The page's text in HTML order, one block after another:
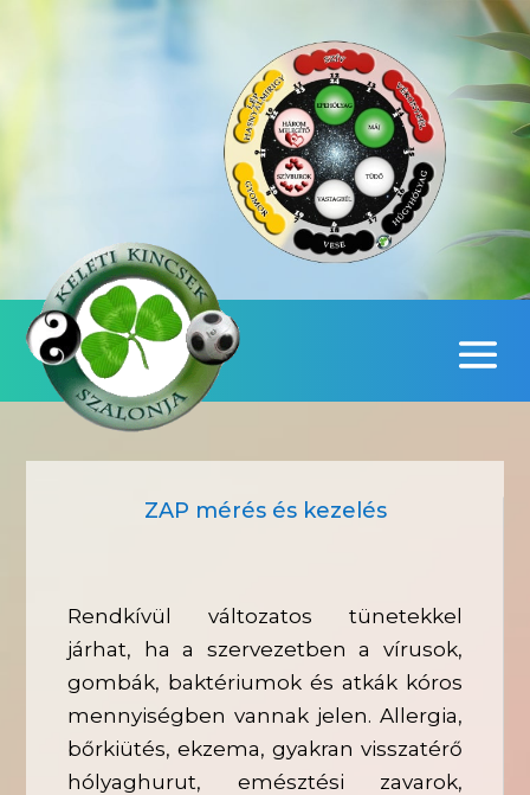
ZAP mérés és kezelés
Rendkívül változatos tünetekkel
járhat, ha a szervezetben a vírusok,
gombák, baktériumok és atkák kóros
mennyiségben vannak jelen. Allergia,
bőrkiütés, ekzema, gyakran visszatérő
hólyaghurut, emésztési zavarok,